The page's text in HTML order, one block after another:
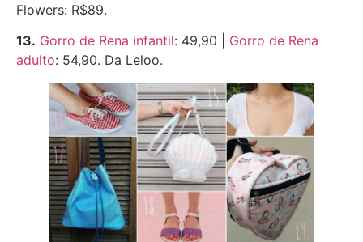
Flowers: R$89.
13. Gorro de Rena infantil: 49,90 | Gorro de Rena
adulto: 54,90. Da Leloo.